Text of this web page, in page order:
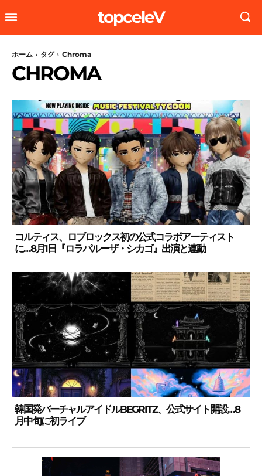
topceleV
ホーム タグ Chroma
CHROMA
コルティス、ロブロックス初の公式コラボアーティスト
に…8月1日『ロラパルーザ・シカゴ』出演と連動
韓国発バーチャルアイドルBEGRITZ、公式サイト開設…8
月中旬に初ライブ